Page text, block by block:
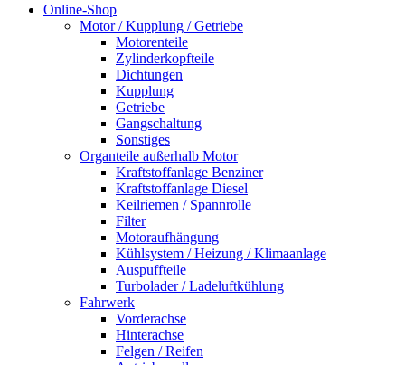
Online-Shop
Motor / Kupplung / Getriebe
Motorenteile
Zylinderkopfteile
Dichtungen
Kupplung
Getriebe
Gangschaltung
Sonstiges
Organteile außerhalb Motor
Kraftstoffanlage Benziner
Kraftstoffanlage Diesel
Keilriemen / Spannrolle
Filter
Motoraufhängung
Kühlsystem / Heizung / Klimaanlage
Auspuffteile
Turbolader / Ladeluftkühlung
Fahrwerk
Vorderachse
Hinterachse
Felgen / Reifen